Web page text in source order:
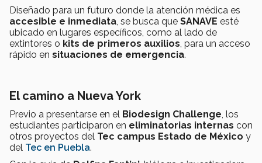
Diseñado para un futuro donde la atención médica es
accesible e inmediata, se busca que SANAVE esté
ubicado en lugares específicos, como al lado de
extintores o kits de primeros auxilios, para un acceso
rápido en situaciones de emergencia.
El camino a Nueva York
Previo a presentarse en el Biodesign Challenge, los
estudiantes participaron en eliminatorias internas con
otros proyectos del Tec campus Estado de México y
del Tec en Puebla.